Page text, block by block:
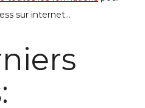
sur internet...